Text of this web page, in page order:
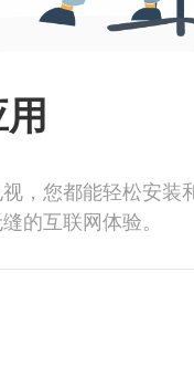
，您都能轻松安装
的互联网体验。